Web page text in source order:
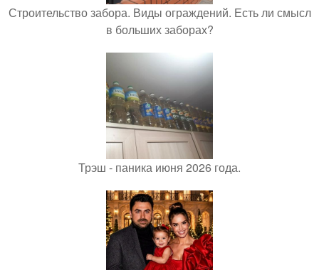
Строительство забора. Виды ограждений. Есть ли смысл
в больших заборах?
Трэш - паника июня 2026 года.